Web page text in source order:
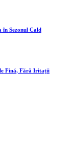
Sezonul Cald
Fină, Fără Iritații